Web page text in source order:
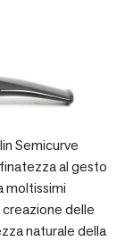
Semicurve
al gesto
moltissimi
delle
naturale della